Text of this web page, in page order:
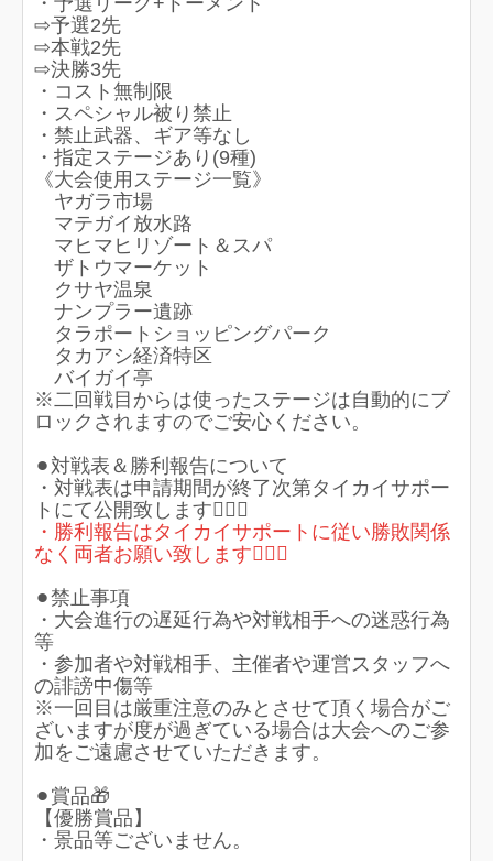
⇨予選2先
⇨本戦2先
⇨決勝3先
・コスト無制限
・スペシャル被り禁止
・禁止武器、ギア等なし
・指定ステージあり(9種)
《大会使用ステージ一覧》
ヤガラ市場
マテガイ放水路
マヒマヒリゾート＆スパ
ザトウマーケット
クサヤ温泉
ナンプラー遺跡
タラポートショッピングパーク
タカアシ経済特区
バイガイ亭
※二回戦目からは使ったステージは自動的にブ
ロックされますのでご安心ください。
⚫︎対戦表＆勝利報告について
・対戦表は申請期間が終了次第タイカイサポー
トにて公開致します🙇🏻‍♀️
・勝利報告はタイカイサポートに従い勝敗関係
なく両者お願い致します🙇🏻‍♀️
⚫︎禁止事項
・大会進行の遅延行為や対戦相手への迷惑行為
等
・参加者や対戦相手、主催者や運営スタッフへ
の誹謗中傷等
※一回目は厳重注意のみとさせて頂く場合がご
ざいますが度が過ぎている場合は大会へのご参
加をご遠慮させていただきます。
⚫︎賞品🎁
【優勝賞品】
・景品等ございません。